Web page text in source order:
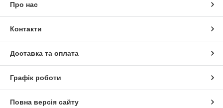
Про нас
Контакти
Доставка та оплата
Графік роботи
Повна версія сайту